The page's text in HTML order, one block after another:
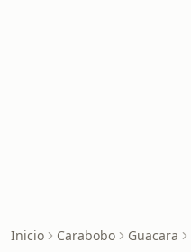
Inicio Carabobo Guacara